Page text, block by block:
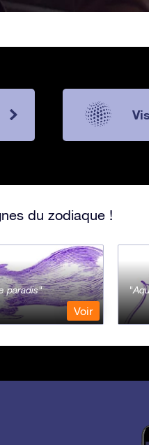
du zodiaque !
paradis
Voir